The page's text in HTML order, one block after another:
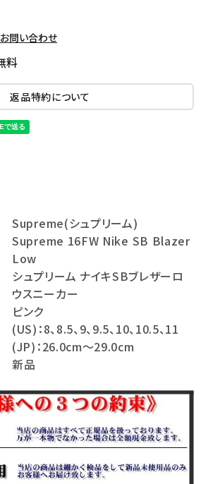
問い合わせ
料
返品特約について
Supreme(シュプリーム)
Supreme 16FW Nike SB Blazer
Low
シュプリーム ナイキSBブレザーロ
ウスニーカー
ピンク
(US)：8、8.5、9、9.5、10、10.5、11
(JP)：26.0cm～29.0cm
新品